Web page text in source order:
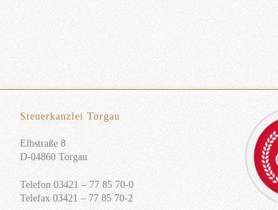
Steuerkanzlei Torgau
Elbstraße 8
D-04860 Torgau
Telefon 03421 – 77 85 70-0
Telefax 03421 – 77 85 70-2